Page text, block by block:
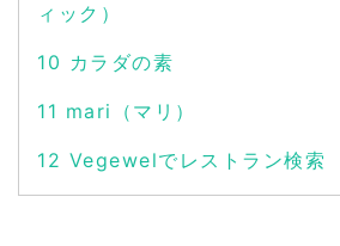
ィック）
10 カラダの素
11 mari（マリ）
12 Vegewelでレストラン検索